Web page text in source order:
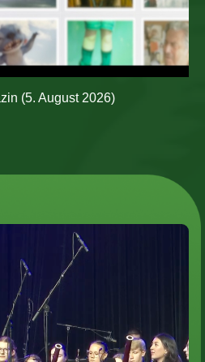
(5. August 2026)